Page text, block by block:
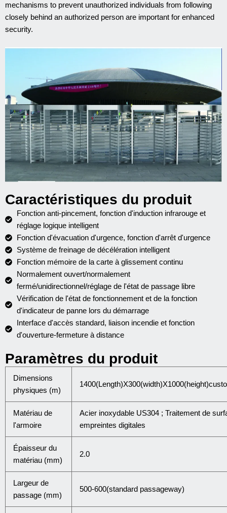
mechanisms to prevent unauthorized individuals from following
closely behind an authorized person are important for enhanced
security.
Caractéristiques du produit
Fonction anti-pincement, fonction d'induction infrarouge et
réglage logique intelligent
Fonction d'évacuation d'urgence, fonction d'arrêt d'urgence
Système de freinage de décélération intelligent
Fonction mémoire de la carte à glissement continu
Normalement ouvert/normalement
fermé/unidirectionnel/réglage de l'état de passage libre
Vérification de l'état de fonctionnement et de la fonction
d'indicateur de panne lors du démarrage
Interface d'accès standard, liaison incendie et fonction
d'ouverture-fermeture à distance
Paramètres du produit
Dimensions
physiques (m)
Matériau de
l'armoire
Acier inoxydable US304 ; Traitement de
empreintes digitales
Épaisseur du
matériau (mm)
2.0
Largeur de
passage (mm)
500-600(standard passageway)